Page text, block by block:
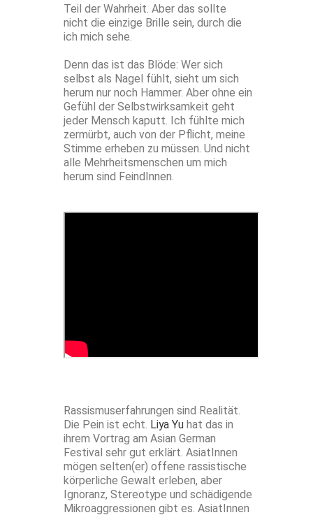
Teil der Wahrheit. Aber das sollte
nicht die einzige Brille sein, durch die
ich mich sehe.
Denn das ist das Blöde: Wer sich
selbst als Nagel fühlt, sieht um sich
herum nur noch Hammer. Aber ohne ein
Gefühl der Selbstwirksamkeit geht
jeder Mensch kaputt. Ich fühlte mich
zermürbt, auch von der Pflicht, meine
Stimme erheben zu müssen. Und nicht
alle Mehrheitsmenschen um mich
herum sind FeindInnen.
Rassismuserfahrungen sind Realität.
Die Pein ist echt. Liya Yu hat das in
ihrem Vortrag am Asian German
Festival sehr gut erklärt. AsiatInnen
mögen selten(er) offene rassistische
körperliche Gewalt erleben, aber
Ignoranz, Stereotype und schädigende
Mikroaggressionen gibt es. AsiatInnen